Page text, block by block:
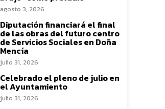
agosto 3, 2026
Diputación financiará el final
de las obras del futuro centro
de Servicios Sociales en Doña
Mencía
julio 31, 2026
Celebrado el pleno de julio en
el Ayuntamiento
julio 31, 2026